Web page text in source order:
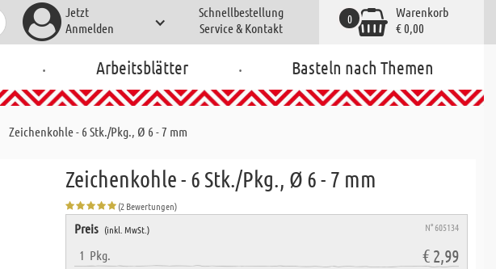
Jetzt
Anmelden
Schnellbestellung
Service & Kontakt
Warenkorb
€ 0,00
0
. Arbeitsblätter . Basteln nach Themen
Zeichenkohle - 6 Stk./Pkg., Ø 6 - 7 mm
Zeichenkohle - 6 Stk./Pkg., Ø 6 - 7 mm
(2 Bewertungen)
Preis (inkl. MwSt.) N° 605134
1 Pkg. € 2,99